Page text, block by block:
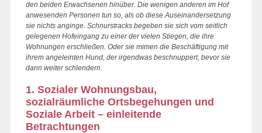
den beiden Erwachsenen hinüber. Die wenigen anderen im Hof
anwesenden Personen tun so, als ob diese Auseinandersetzung
sie nichts anginge. Schnurstracks begeben sie sich vom seitlich
gelegenen Hofeingang zu einer der vielen Stiegen, die ihre
Wohnungen erschließen. Oder sie mimen die Beschäftigung mit
ihrem angeleinten Hund, der irgendwas beschnuppert, bevor sie
dann weiter schlendern.
1. Sozialer Wohnungsbau,
sozialräumliche Ortsbegehungen und
Soziale Arbeit – einleitende
Betrachtungen